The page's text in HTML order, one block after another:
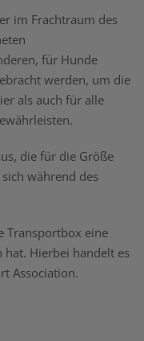
im Frachtraum des
für Hunde
werden, um die
als auch für alle
die für die Größe
während des
Transportbox eine
hat. Hierbei handelt es
Association.